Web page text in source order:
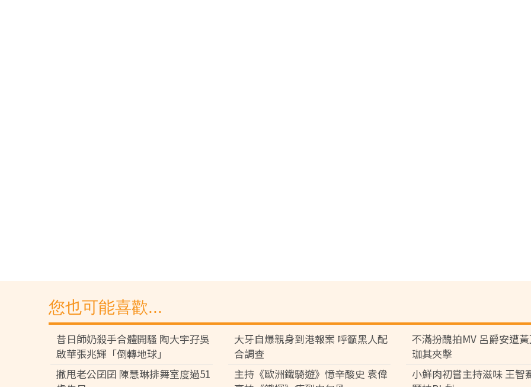
您也可能喜歡...
昔日師奶殺手合體開騷 陶大宇孖吳
啟華張兆輝「倒轉地球」
大牙自爆親身到港報案 呼籲黑人配
合調查
不滿扮醜拍MV 呂爵安遭
珈其夾擊
撇甩老公囝囝 陳慧琳排舞室度過51
主持《歐洲鐵騎遊》憶辛酸史 袁偉
小鮮肉初嘗主持滋味 王智